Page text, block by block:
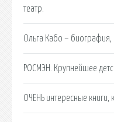
театр.
Ольга Кабо – биография,
РОСМЭН. Крупнейшее
ОЧЕНЬ интересные книги,